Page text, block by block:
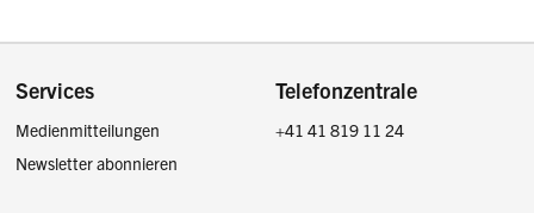
Footer
Services
Medienmitteilungen
Newsletter abonnieren
Telefonzentrale
+41 41 819 11 24